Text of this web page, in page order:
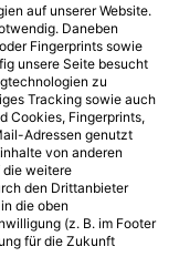
auf unserer Website.
Daneben
Fingerprints sowie
unsere Seite besucht
zu
Tracking sowie auch
Cookies, Fingerprints,
Adressen genutzt
von anderen
die weitere
den Drittanbieter
die oben
(z. B. im Footer
für die Zukunft